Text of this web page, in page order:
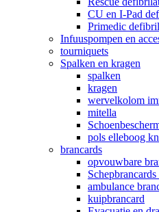
CU en I-Pad
Primedic
Infuuspompen en
tourniquets
Spalken en kragen
spalken
kragen
wervelkolom
mitella
pols elleboog
brancards
opvouwbare
ambulance
kuipbrancard